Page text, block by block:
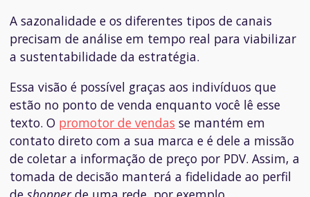
A sazonalidade e os diferentes tipos de canais
precisam de análise em tempo real para viabilizar
a sustentabilidade da estratégia.
Essa visão é possível graças aos indivíduos que
estão no ponto de venda enquanto você lê esse
texto. O promotor de vendas se mantém em
contato direto com a sua marca e é dele a missão
de coletar a informação de preço por PDV. Assim, a
tomada de decisão manterá a fidelidade ao perfil